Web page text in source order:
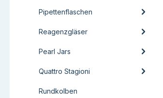
Pipettenflaschen
Reagenzgläser
Pearl Jars
Quattro Stagioni
Rundkolben